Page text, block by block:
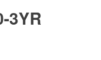
3YR